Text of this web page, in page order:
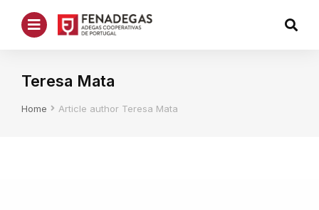
Teresa Mata
You are here:
Home Article author Teresa Mata